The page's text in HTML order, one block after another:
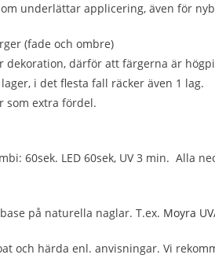
underlättar applicering, även för
(fade och ombre)
dekoration, därför att färgerna är
i det flesta fall räcker även 1 lag.
som extra fördel.
60sek. LED 60sek, UV 3 min. Alla
på naturella naglar. T.ex. Moyra
och härda enl. anvisningar. Vi